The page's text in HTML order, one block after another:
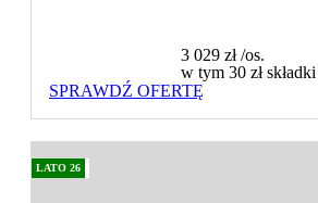
3 029 zł/os.
w tym 30 zł
SPRAWDŹ OFERTĘ
LATO 26